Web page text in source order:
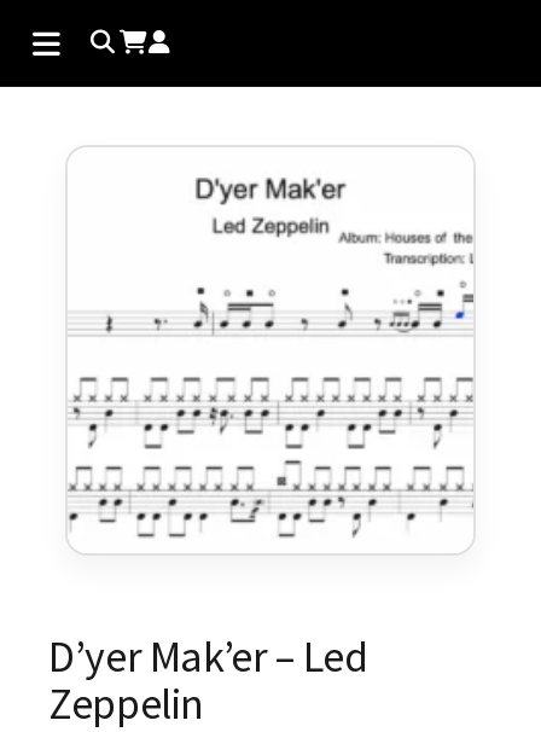
D’yer Mak’er – Led
Zeppelin